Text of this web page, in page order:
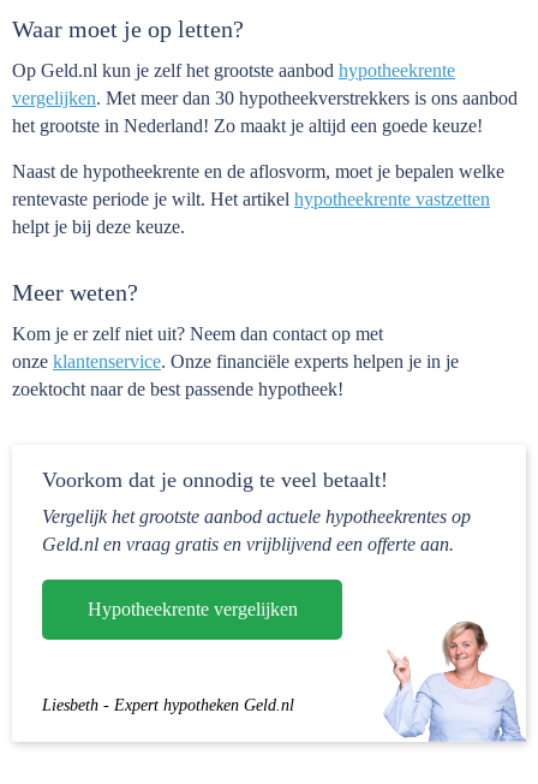
Waar moet je op letten?
Op Geld.nl kun je zelf het grootste aanbod hypotheekrente
vergelijken. Met meer dan 30 hypotheekverstrekkers is ons aanbod
het grootste in Nederland! Zo maakt je altijd een goede keuze!
Naast de hypotheekrente en de aflosvorm, moet je bepalen welke
rentevaste periode je wilt. Het artikel hypotheekrente vastzetten
helpt je bij deze keuze.
Meer weten?
Kom je er zelf niet uit? Neem dan contact op met
onze klantenservice. Onze financiële experts helpen je in je
zoektocht naar de best passende hypotheek!
Voorkom dat je onnodig te veel betaalt!
Vergelijk het grootste aanbod actuele hypotheekrentes op
Geld.nl en vraag gratis en vrijblijvend een offerte aan.
Hypotheekrente vergelijken
Liesbeth - Expert hypotheken Geld.nl